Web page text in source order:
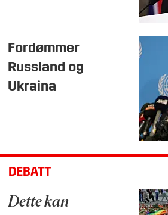
Fordømmer
Russland og
Ukraina
DEBATT
Dette kan